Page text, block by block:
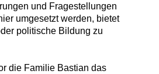
und Fragestellungen
umgesetzt werden, bietet
politische Bildung zu
die Familie Bastian das